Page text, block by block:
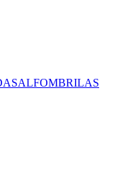
ALFOMBRILAS